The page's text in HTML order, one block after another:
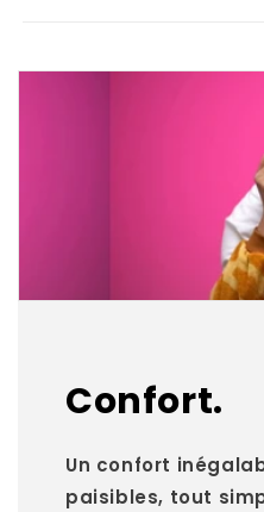
Confort.
Un confort
paisibles, tout